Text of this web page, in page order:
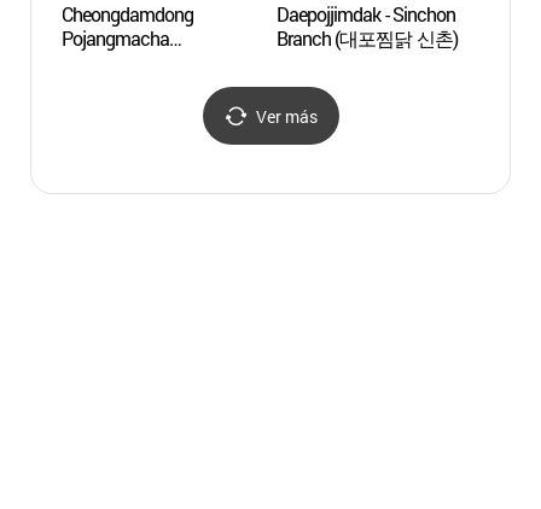
Cheongdamdong
Pojangmacha
Daepojjimdak - Sinchon
Branch (대포찜닭 신촌)
Ver más